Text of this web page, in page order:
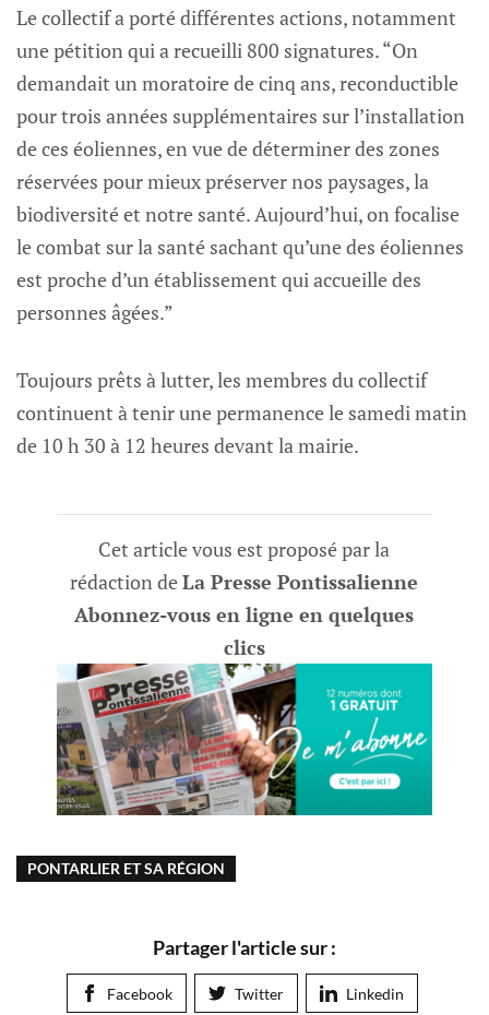
Le collectif a porté différentes actions, notamment
une pétition qui a recueilli 800 signatures. “On
demandait un moratoire de cinq ans, reconductible
pour trois années supplémentaires sur l’installation
de ces éoliennes, en vue de déterminer des zones
réservées pour mieux préserver nos paysages, la
biodiversité et notre santé. Aujourd’hui, on focalise
le combat sur la santé sachant qu’une des éoliennes
est proche d’un établissement qui accueille des
personnes âgées.”
Toujours prêts à lutter, les membres du collectif
continuent à tenir une permanence le samedi matin
de 10 h 30 à 12 heures devant la mairie.
Cet article vous est proposé par la
rédaction deLa Presse Pontissalienne
Abonnez-vous en ligne en quelques
clics
PONTARLIER ET SA RÉGION
Partager l'article sur :
Facebook Twitter Linkedin